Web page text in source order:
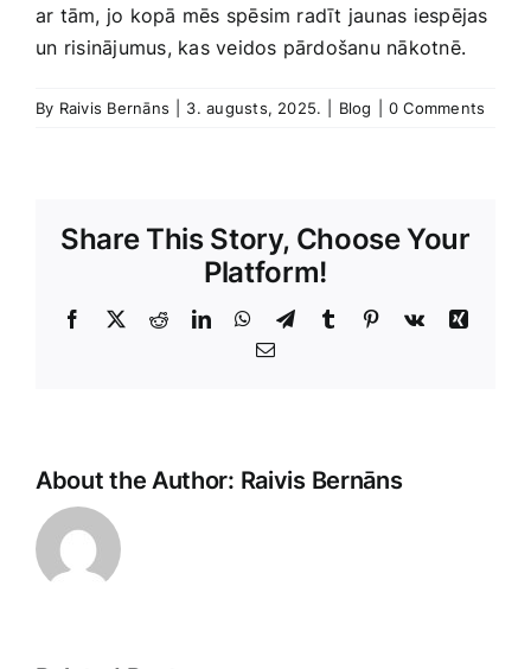
ar tām, jo kopā mēs spēsim radīt jaunas iespējas
un ⁣risinājumus, kas ‌veidos pārdošanu nākotnē.
By Raivis Bernāns 3. augusts, 2025. Blog 0 Comments
Share This Story, Choose Your
Platform!
Facebook
X RedditLinkedInWhatsApp
TelegramTumblr Pinterest
Vk
Xing
E-
About the Author: Raivis Bernāns